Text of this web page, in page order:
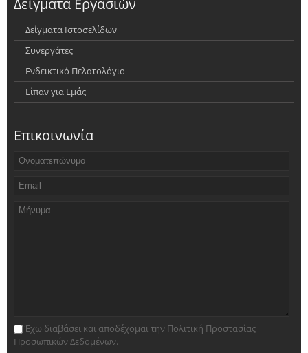
Δείγματα Εργασιών
Δείγματα Ιστοσελίδων
Συνεργάτες
Ενδεικτικό Πελατολόγιο
Είπαν για Εμάς
Επικοινωνία
Έχω διαβάσει και αποδέχομαι την Πολιτική Προστασίας
Προσωπικών Δεδομένων.